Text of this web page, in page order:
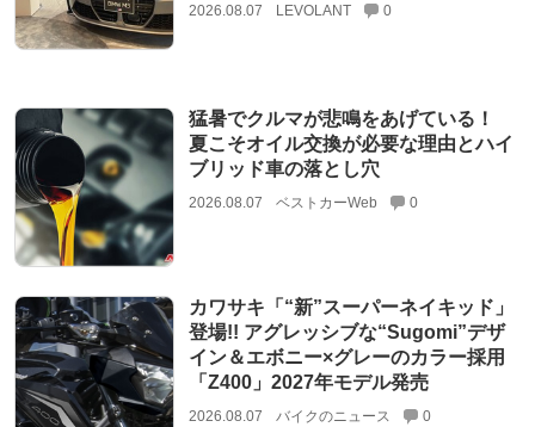
2026.08.07 LEVOLANT 0
猛暑でクルマが悲鳴をあげている！
夏こそオイル交換が必要な理由とハイ
ブリッド車の落とし穴
2026.08.07 ベストカーWeb 0
カワサキ「“新”スーパーネイキッド」
登場!! アグレッシブな“Sugomi”デザ
イン＆エボニー×グレーのカラー採用
「Z400」2027年モデル発売
2026.08.07 バイクのニュース 0